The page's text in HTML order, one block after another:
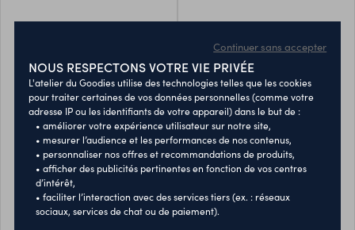
visite "canopi"
Etui porte-cartes de visite en
métal mat.
40000965
À partir de1,61 €
Quantité minimum : 25
"lazare"
Porte-cartes de visite en
aluminium.
40000970
À partir de0,58 €
Continuer sans accepter
NOUS RESPECTONS VOTRE VIE PRIVÉE
L'atelier du Goodies utilise des technologies telles que les cookies
pour traiter certaines de vos données personnelles (comme votre
adresse IP ou les identifiants de votre appareil) dans le but de :
• améliorer votre expérience utilisateur sur notre site,
• mesurer l’audience et les performances de nos contenus,
• personnaliser nos offres et recommandations de produits,
• afficher des publicités pertinentes en fonction de vos centres
d’intérêt,
• faciliter l’interaction avec des services tiers (ex. : réseaux
sociaux, services de chat ou de paiement).